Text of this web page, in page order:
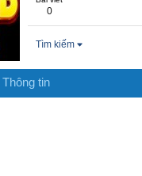
0
Tìm kiếm
Thông tin